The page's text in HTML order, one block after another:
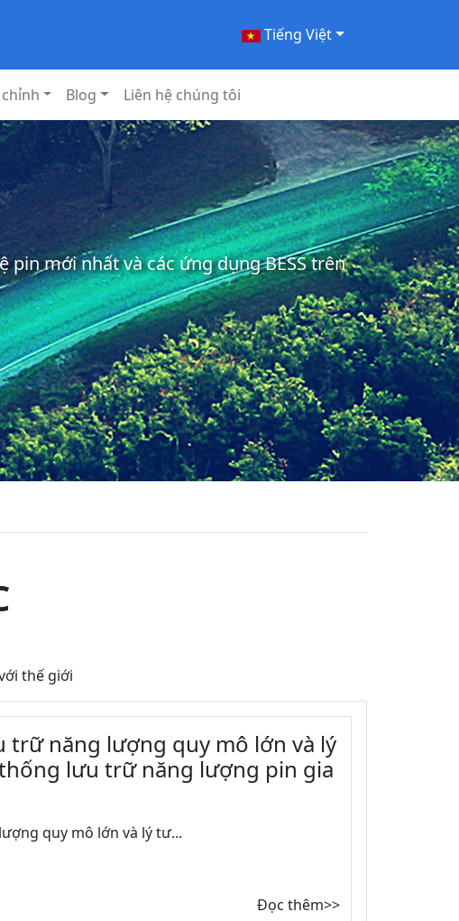
Tiếng Việt
Blog Liên hệ chúng tôi
mới nhất và các ứng dụng BESS trên
thế giới
trữ năng lượng quy mô lớn và lý
lưu trữ năng lượng pin gia
quy mô lớn và lý tư...
Đọc thêm>>